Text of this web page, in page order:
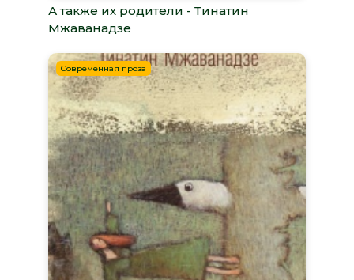
А также их родители - Тинатин
Мжаванадзе
Современная проза